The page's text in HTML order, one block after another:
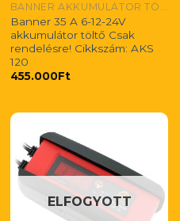
BANNER AKKUMULÁTOR TÖLTŐK
Banner 35 A 6-12-24V
akkumulátor töltő Csak
rendelésre! Cikkszám: AKS
120
455.000Ft
ELFOGYOTT